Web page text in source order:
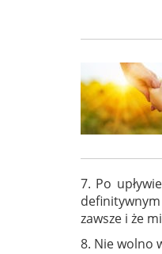
7. Po
zawsze i że
8. Nie wolno